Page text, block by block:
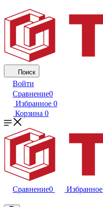
Поиск
Войти
Сравнение0
Избранное 0
Корзина 0
Сравнение0 Избранное